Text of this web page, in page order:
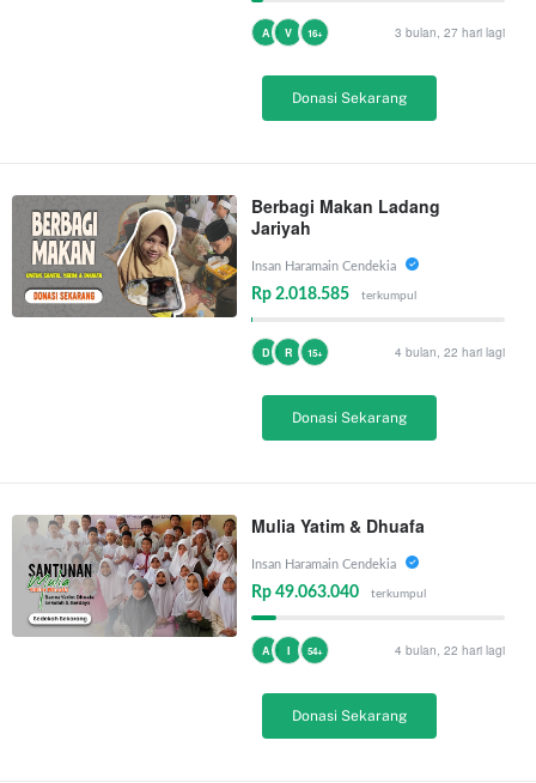
A V 16+ 3 bulan, 27 hari lagi
Donasi Sekarang
Berbagi Makan Ladang
Jariyah
Insan Haramain Cendekia
Rp 2.018.585 terkumpul
D R 15+ 4 bulan, 22 hari lagi
Donasi Sekarang
Mulia Yatim & Dhuafa
Insan Haramain Cendekia
Rp 49.063.040 terkumpul
A I 54+ 4 bulan, 22 hari lagi
Donasi Sekarang